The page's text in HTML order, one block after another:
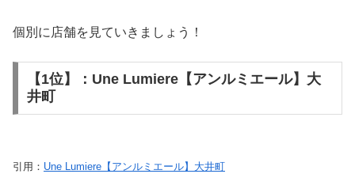
個別に店舗を見ていきましょう！
【1位】：Une Lumiere【アンルミエール】大
井町
引用： Une Lumiere【アンルミエール】大井町